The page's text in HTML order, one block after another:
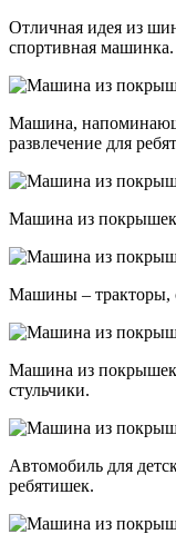
Отличная идея из
спортивная машинка.
Машина,
развлечение для
Машина из
Машины – тракторы,
Машина из покрышек,
стульчики.
Автомобиль для
ребятишек.